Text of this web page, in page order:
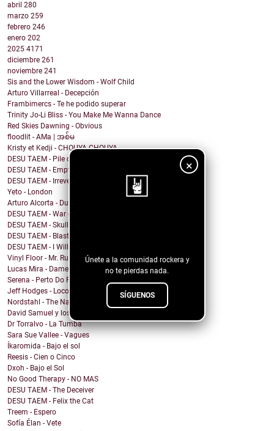
×
Únete a la comunidad rockera y
no te pierdas nada.
SÍGUENOS
abril 280
marzo 259
febrero 246
enero 202
2025 4171
diciembre 261
noviembre 241
Sis and the Lower Wisdom - Wolf Child
Arturo Villarreal - Decepción
Frambimercs - Te he podido superar
Trinity Jo-Li Bliss - You Make Me Wanna Dance
Red Skies Dawning - Obvious
floodlit - AMa | အစ်မ
Kristy et Kedji - CHOUYA CHOUYA
DESU TAEM - Pile of Shit on the Carpet
DESU TAEM - Empty. Hollowed Out
DESU TAEM - Irreverent Resident President
Yeto - London
Arturo Alcorta - Dualidad
DESU TAEM - War on Bullies
DESU TAEM - Skull and Crossbones
DESU TAEM - Blasted into Rebirth
DESU TAEM - I Will Not Be Assimilated
Vinyl Floor - Mr. Rubinstein - Single Edit
Lucas Mira - Dame alguna señal
Serena - Perto Do Fim
Jeff Hodges - Loco Motive (Music Row Mix)
Nordstahl - The Nameless Hour
David Samuel y los problemas de Macario - Sonámbulo
Dr Torralvo - La Tumba
Sara Sue Vallee - Vagues
Íkaromida - Bajo el sol
Reesis - Cien o Cinco
Dxoh - Bajo el Sol
No Good Therapy - NO MAS
DESU TAEM - The Deceiver
DESU TAEM - Felix the Cat
Treem - Espero
Sofía Élan - Vete